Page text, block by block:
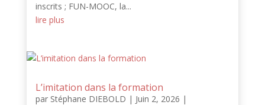
inscrits ; FUN-MOOC, la...
lire plus
L’imitation dans la formation
par Stéphane DIEBOLD | Juin 2, 2026 |